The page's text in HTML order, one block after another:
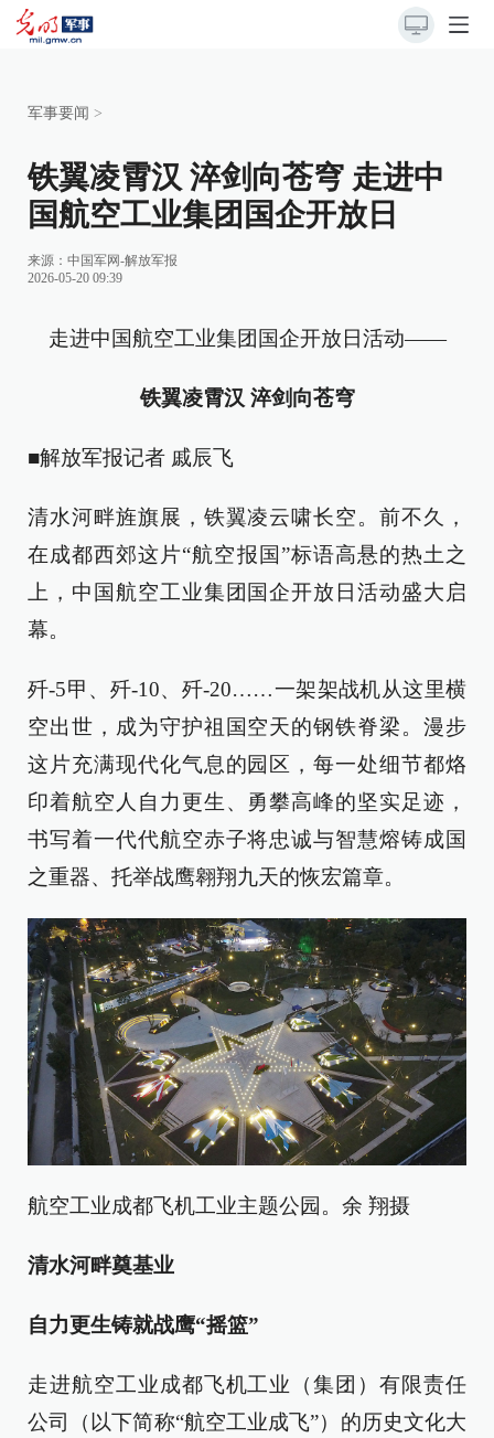
军事要闻 >
铁翼凌霄汉 淬剑向苍穹 走进中
国航空工业集团国企开放日
来源： 中国军网-解放军报
2026-05-20 09:39
走进中国航空工业集团国企开放日活动——
铁翼凌霄汉 淬剑向苍穹
■解放军报记者 戚辰飞
清水河畔旌旗展，铁翼凌云啸长空。前不久，
在成都西郊这片“航空报国”标语高悬的热土之
上，中国航空工业集团国企开放日活动盛大启
幕。
歼-5甲、歼-10、歼-20……一架架战机从这里横
空出世，成为守护祖国空天的钢铁脊梁。漫步
这片充满现代化气息的园区，每一处细节都烙
印着航空人自力更生、勇攀高峰的坚实足迹，
书写着一代代航空赤子将忠诚与智慧熔铸成国
之重器、托举战鹰翱翔九天的恢宏篇章。
航空工业成都飞机工业主题公园。余 翔摄
清水河畔奠基业
自力更生铸就战鹰“摇篮”
走进航空工业成都飞机工业（集团）有限责任
公司（以下简称“航空工业成飞”）的历史文化大